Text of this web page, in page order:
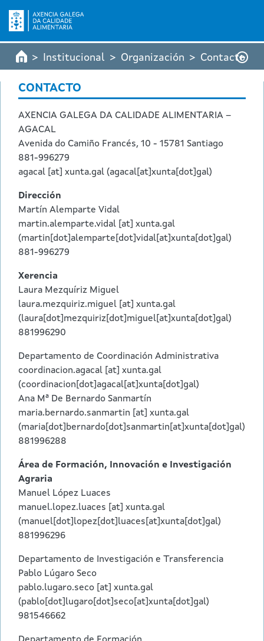
Pasar al contenido principal
Institucional Organización Contacto
CONTACTO
AXENCIA GALEGA DA CALIDADE ALIMENTARIA –
AGACAL
Avenida do Camiño Francés, 10 - 15781 Santiago
881-996279
agacal [at] xunta.gal (agacal[at]xunta[dot]gal)
Dirección
Martín Alemparte Vidal
martin.alemparte.vidal [at] xunta.gal
(martin[dot]alemparte[dot]vidal[at]xunta[dot]gal)
881-996279
Xerencia
Laura Mezquíriz Miguel
laura.mezquiriz.miguel [at] xunta.gal
(laura[dot]mezquiriz[dot]miguel[at]xunta[dot]gal)
881996290
Departamento de Coordinación Administrativa
coordinacion.agacal [at] xunta.gal
(coordinacion[dot]agacal[at]xunta[dot]gal)
Ana Mª De Bernardo Sanmartín
maria.bernardo.sanmartin [at] xunta.gal
(maria[dot]bernardo[dot]sanmartin[at]xunta[dot]gal)
881996288
Área de Formación, Innovación e Investigación
Agraria
Manuel López Luaces
manuel.lopez.luaces [at] xunta.gal
(manuel[dot]lopez[dot]luaces[at]xunta[dot]gal)
881996296
Departamento de Investigación e Transferencia
Pablo Lúgaro Seco
pablo.lugaro.seco [at] xunta.gal
(pablo[dot]lugaro[dot]seco[at]xunta[dot]gal)
981546662